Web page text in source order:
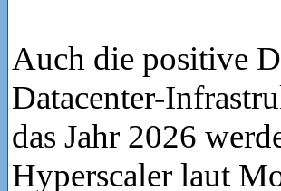
Auch die positive
Datacenter-
das Jahr 2026
Hyperscaler laut